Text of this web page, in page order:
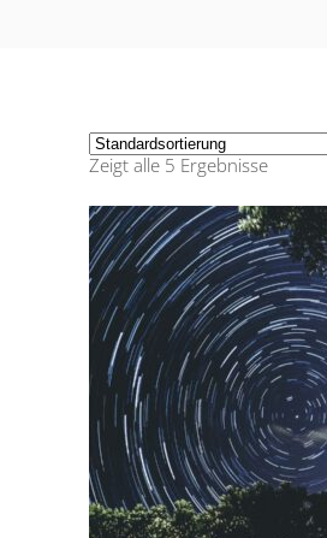
Zeigt alle 5 Ergebnisse
MEHR DAZU